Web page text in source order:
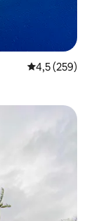
4,5 de uma
4,5 (259)